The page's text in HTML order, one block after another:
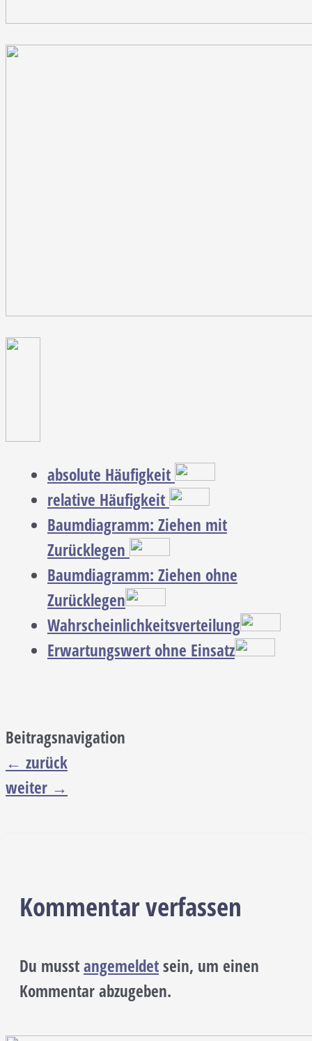
absolute Häufigkeit
relative Häufigkeit
Baumdiagramm: Ziehen mit
Zurücklegen
Baumdiagramm: Ziehen ohne
Zurücklegen
Wahrscheinlichkeitsverteilung
Erwartungswert ohne Einsatz
Beitragsnavigation
← zurück
weiter →
Kommentar verfassen
Du musstangemeldetsein, um einen
Kommentar abzugeben.